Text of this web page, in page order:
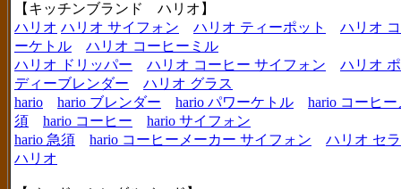
【キッチンブランド ハリオ】
ハリオ ハリオ サイフォン ハリオ ティーポット
ハリオ
ーケトル
ハリオ コーヒーミル
ハリオ ドリッパー
ハリオ コーヒー サイフォン
ハリオ
ディーブレンダー
ハリオ グラス
hario
hario ブレンダー hario パワーケトル
hario コーヒ
須
hario コーヒー
hario サイフォン
hario 急須
hario コーヒーメーカー サイフォン
ハリオ セ
ハリオ